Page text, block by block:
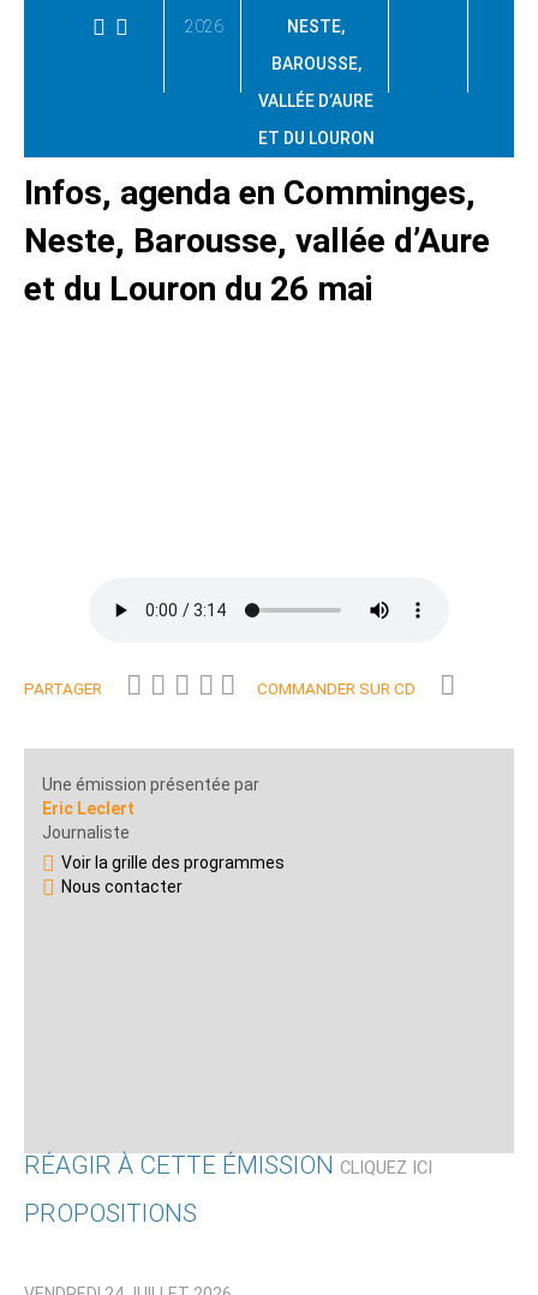
2026
NESTE,
BAROUSSE,
VALLÉE D’AURE
ET DU LOURON
Infos, agenda en Comminges,
Neste, Barousse, vallée d’Aure
et du Louron du 26 mai
PARTAGER COMMANDER SUR CD
Une émission présentée par
Eric Leclert
Journaliste
Voir la grille des programmes
Nous contacter
RÉAGIR À CETTE ÉMISSION CLIQUEZ ICI
PROPOSITIONS